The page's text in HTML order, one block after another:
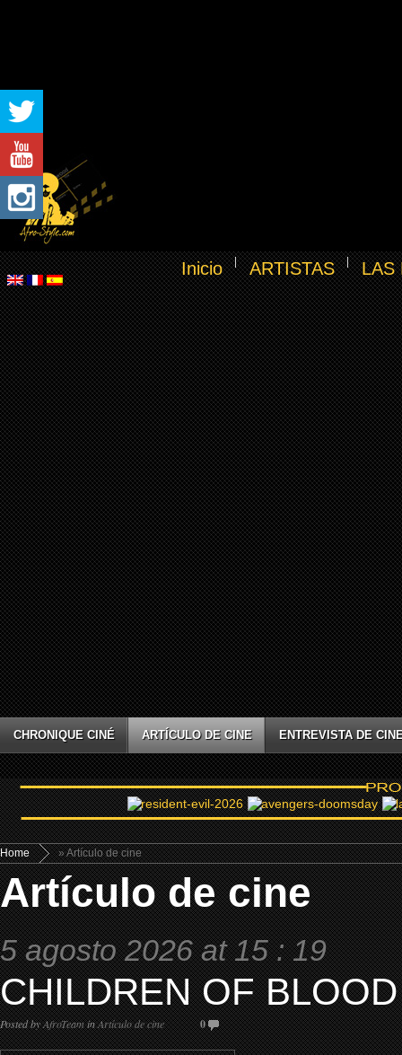
Inicio ARTISTAS LAS
CHRONIQUE CINÉ ARTÍCULO DE CINE ENTREVISTA DE
Home » Artículo de cine
Artículo de cine
5 agosto 2026 at 15 : 19
CHILDREN OF
Posted byAfroTeaminArtículo de cine 0